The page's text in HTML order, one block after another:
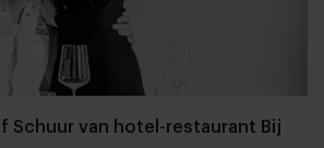
Schuur van hotel-restaurant Bij